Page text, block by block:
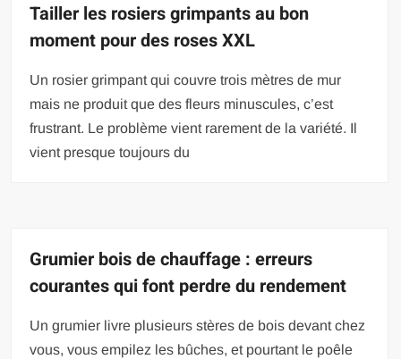
Tailler les rosiers grimpants au bon
moment pour des roses XXL
Un rosier grimpant qui couvre trois mètres de mur
mais ne produit que des fleurs minuscules, c’est
frustrant. Le problème vient rarement de la variété. Il
vient presque toujours du
Grumier bois de chauffage : erreurs
courantes qui font perdre du rendement
Un grumier livre plusieurs stères de bois devant chez
vous, vous empilez les bûches, et pourtant le poêle